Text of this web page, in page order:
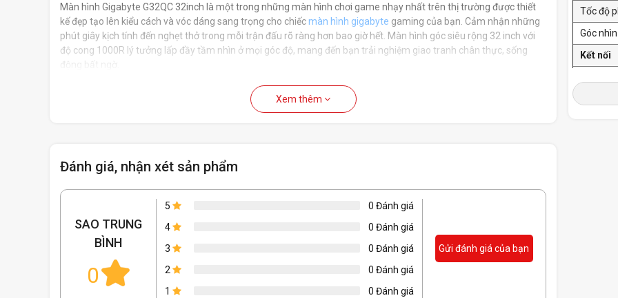
Màn hình Gigabyte G32QC 32inch là một trong những màn hình chơi game nhạy nhất trên thị trường được thiết
kế đẹp tạo lên kiểu cách và vóc dáng sang trọng cho chiếcmàn hình gigabyte gaming của bạn. Cảm nhận những
phút giây kịch tính đến nghẹt thở trong mỗi trận đấu rõ ràng hơn bao giờ hết. Màn hình góc siêu rộng 32 inch với
độ cong 1000R lý tưởng lấp đầy tầm nhìn ở mọi góc độ, mang đến bạn trải nghiệm giao tranh chân thực, sống
Xem thêm
Đánh giá, nhận xét sản phẩm
SAO TRUNG
BÌNH
0
5
0 Đánh giá
4
0 Đánh giá
3
0 Đánh giá
2
0 Đánh giá
1
0 Đánh giá
Gửi đánh giá của bạn
Tốc độ
Góc
Kết nối